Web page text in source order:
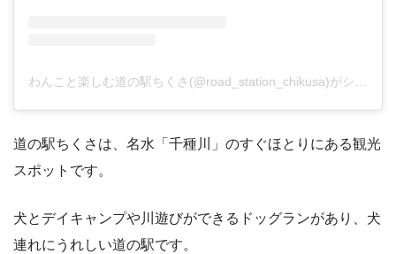
わんこと楽しむ道の駅ちくさ(@road_station_chikusa)がシェアした投稿
道の駅ちくさは、名水「千種川」のすぐほとりにある観光
スポットです。
犬とデイキャンプや川遊びができるドッグランがあり、犬
連れにうれしい道の駅です。